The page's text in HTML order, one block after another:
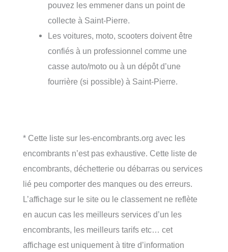
pouvez les emmener dans un point de
collecte à Saint-Pierre.
Les voitures, moto, scooters doivent être
confiés à un professionnel comme une
casse auto/moto ou à un dépôt d’une
fourrière (si possible) à Saint-Pierre.
* Cette liste sur les-encombrants.org avec les
encombrants n’est pas exhaustive. Cette liste de
encombrants, déchetterie ou débarras ou services
lié peu comporter des manques ou des erreurs.
L’affichage sur le site ou le classement ne reflète
en aucun cas les meilleurs services d’un les
encombrants, les meilleurs tarifs etc… cet
affichage est uniquement à titre d’information